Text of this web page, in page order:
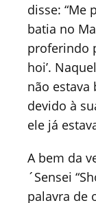
disse: “Me
batia no
proferindo
hoi’.
não
devido à
ele já
A bem da
´Sensei
palavra de